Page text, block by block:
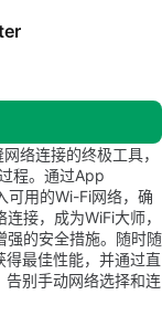
络连接的终极工具，
程。通过App
可用的Wi-Fi网络，确
接，成为WiFi大师，
强的安全措施。随时随
最佳性能，并通过直
告别手动网络选择和连